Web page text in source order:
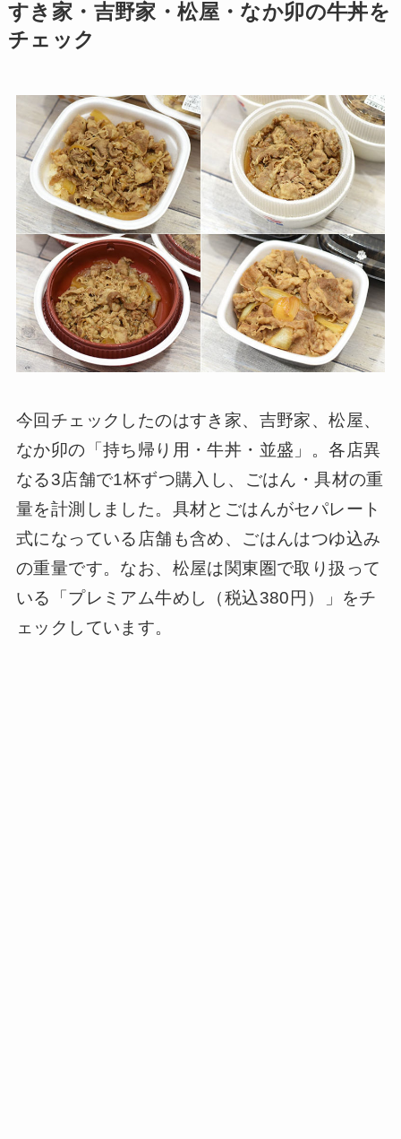
すき家・吉野家・松屋・なか卯の牛丼を
チェック
今回チェックしたのはすき家、吉野家、松屋、
なか卯の「持ち帰り用・牛丼・並盛」。各店異
なる3店舗で1杯ずつ購入し、ごはん・具材の重
量を計測しました。具材とごはんがセパレート
式になっている店舗も含め、ごはんはつゆ込み
の重量です。なお、松屋は関東圏で取り扱って
いる「プレミアム牛めし（税込380円）」をチ
ェックしています。